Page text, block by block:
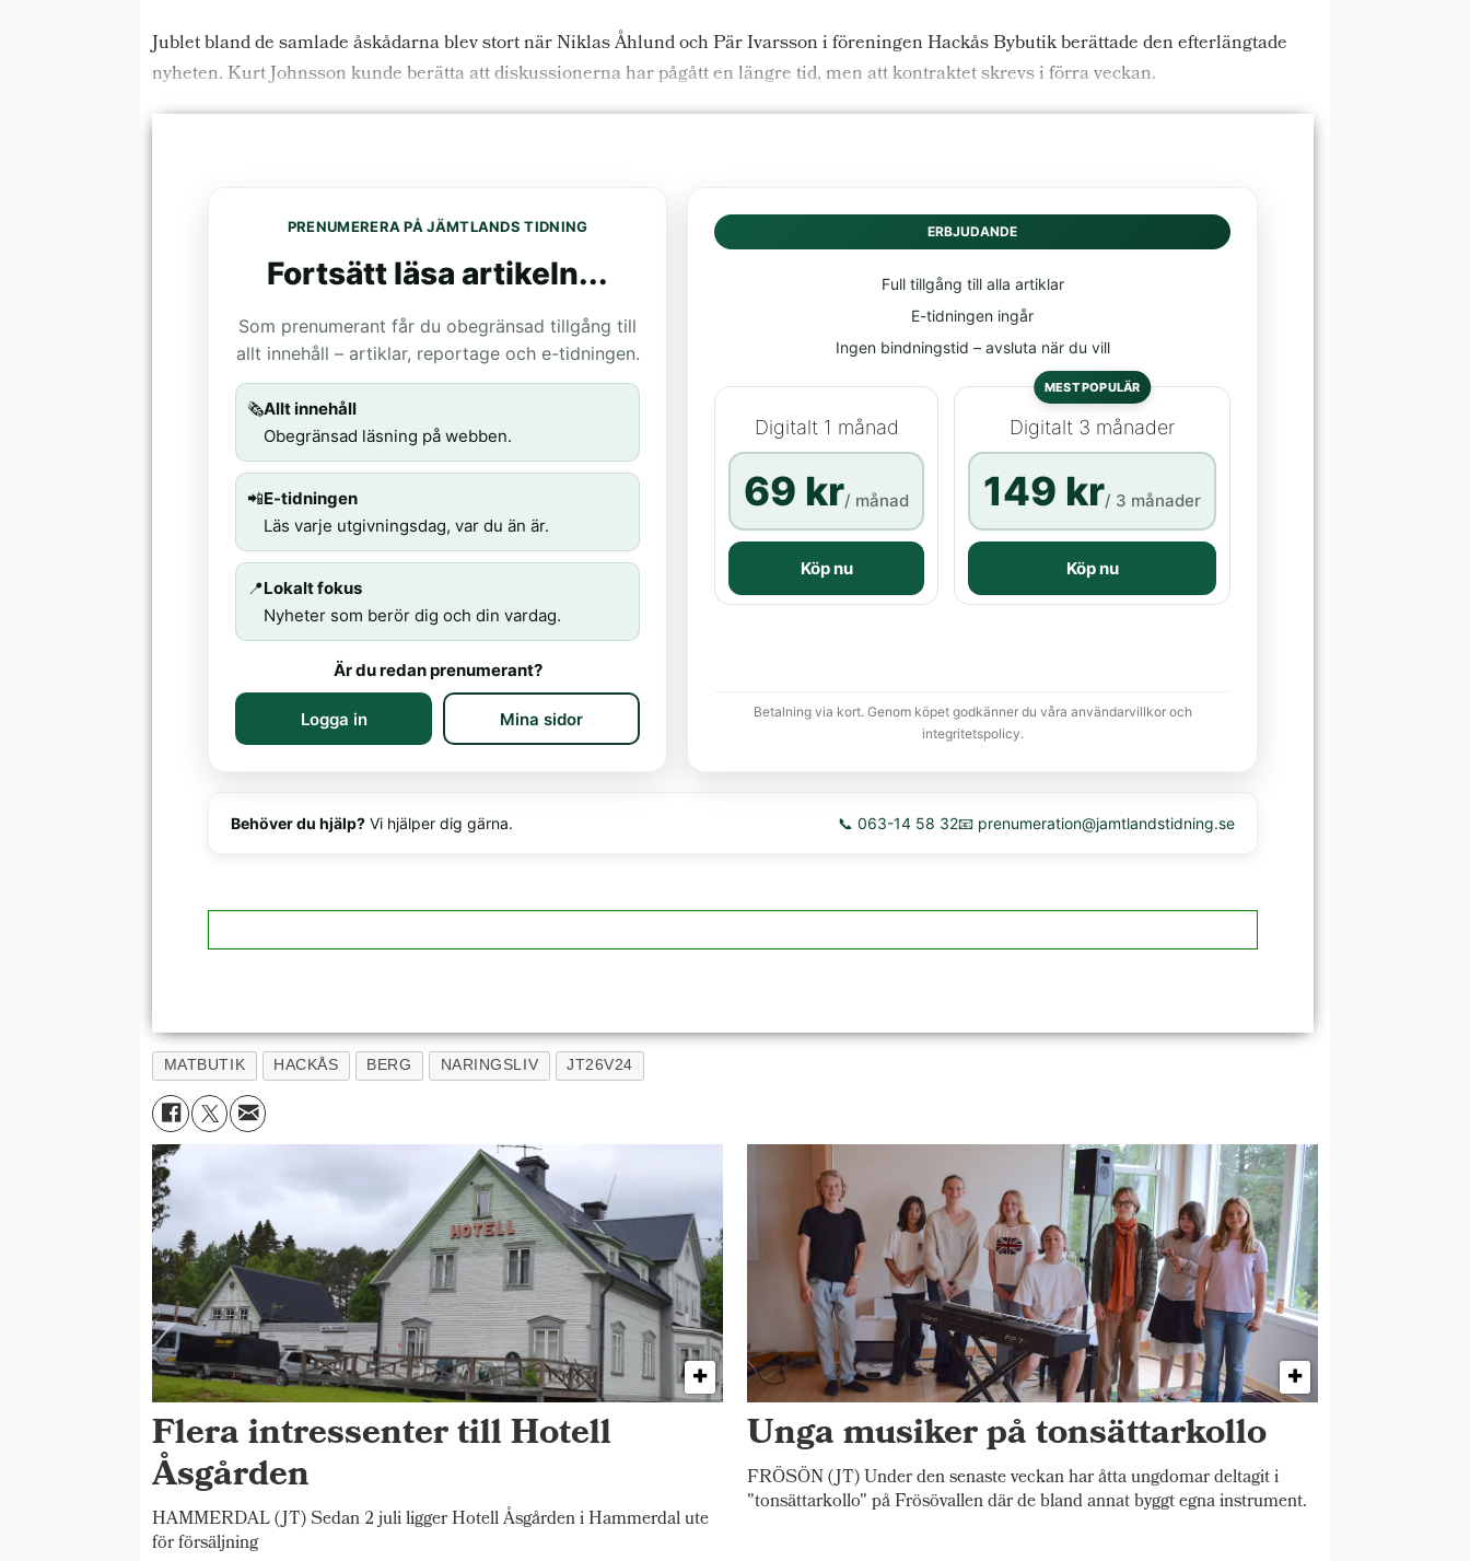
Jublet bland de samlade åskådarna blev stort när Niklas Åhlund och Pär Ivarsson i föreningen Hackås Bybutik berättade den efterlängtade
nyheten. Kurt Johnsson kunde berätta att diskussionerna har pågått en längre tid, men att kontraktet skrevs i förra veckan.
PRENUMERERA PÅ JÄMTLANDS TIDNING
Fortsätt läsa artikeln...
Som prenumerant får du obegränsad tillgång till
allt innehåll – artiklar, reportage och e-tidningen.
🗞️Allt innehåll
Obegränsad läsning på webben.
📲E-tidningen
Läs varje utgivningsdag, var du än är.
📍Lokalt fokus
Nyheter som berör dig och din vardag.
Är du redan prenumerant?
Logga in Mina sidor
ERBJUDANDE
Full tillgång till alla artiklar
E-tidningen ingår
Ingen bindningstid – avsluta när du vill
Digitalt 1 månad
69 kr/ månad
Köp nu
MEST POPULÄR
Digitalt 3 månader
149 kr/ 3 månader
Köp nu
Betalning via kort. Genom köpet godkänner du våra användarvillkor och
integritetspolicy.
Behöver du hjälp? Vi hjälper dig gärna. 📞 063-14 58 32📧 prenumeration@jamtlandstidning.se
MATBUTIK HACKÅS BERG NARINGSLIV JT26V24
Flera intressenter till Hotell
Åsgården
HAMMERDAL (JT) Sedan 2 juli ligger Hotell Åsgården i Hammerdal ute
för försäljning
Unga musiker på tonsättarkollo
FRÖSÖN (JT) Under den senaste veckan har åtta ungdomar deltagit i
"tonsättarkollo" på Frösövallen där de bland annat byggt egna instrument.